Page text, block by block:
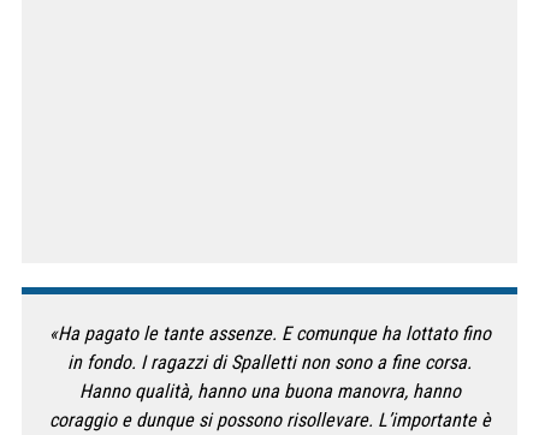
«Ha pagato le tante assenze. E comunque ha lottato fino
in fondo. I ragazzi di Spalletti non sono a fine corsa.
Hanno qualità, hanno una buona manovra, hanno
coraggio e dunque si possono risollevare. L’importante è